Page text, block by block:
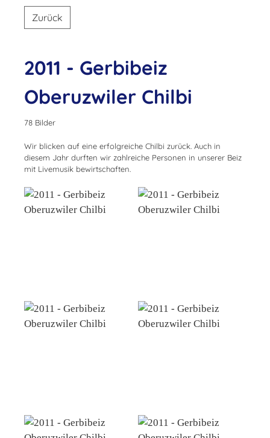
Zurück
2011 - Gerbibeiz
Oberuzwiler Chilbi
78 Bilder
Wir blicken auf eine erfolgreiche Chilbi zurück. Auch in
diesem Jahr durften wir zahlreiche Personen in unserer Beiz
mit Livemusik bewirtschaften.